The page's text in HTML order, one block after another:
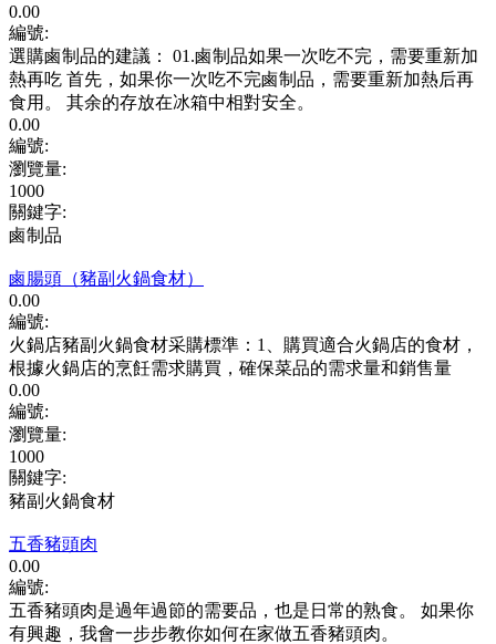
0.00
編號:
選購鹵制品的建議： 01.鹵制品如果一次吃不完，需要重新加
熱再吃 首先，如果你一次吃不完鹵制品，需要重新加熱后再
食用。 其余的存放在冰箱中相對安全。
0.00
編號:
瀏覽量:
1000
關鍵字:
鹵制品
鹵腸頭（豬副火鍋食材）
0.00
編號:
火鍋店豬副火鍋食材采購標準：1、購買適合火鍋店的食材，
根據火鍋店的烹飪需求購買，確保菜品的需求量和銷售量
0.00
編號:
瀏覽量:
1000
關鍵字:
豬副火鍋食材
五香豬頭肉
0.00
編號:
五香豬頭肉是過年過節的需要品，也是日常的熟食。 如果你
有興趣，我會一步步教你如何在家做五香豬頭肉。